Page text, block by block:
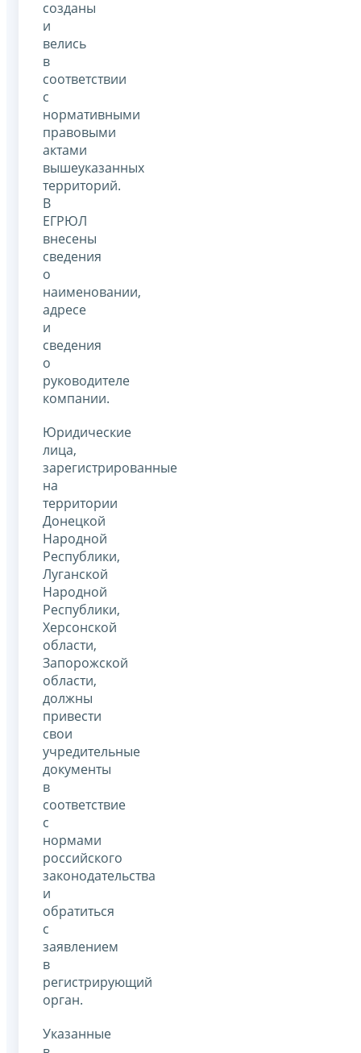
созданы
и
велись
в
соответствии
с
нормативными
правовыми
актами
вышеуказанных
территорий.
В
ЕГРЮЛ
внесены
сведения
о
наименовании,
адресе
и
сведения
о
руководителе
компании.
Юридические
лица,
зарегистрированные
на
территории
Донецкой
Народной
Республики,
Луганской
Народной
Республики,
Херсонской
области,
Запорожской
области,
должны
привести
свои
учредительные
документы
в
соответствие
с
нормами
российского
законодательства
и
обратиться
с
заявлением
в
регистрирующий
орган.
Указанные